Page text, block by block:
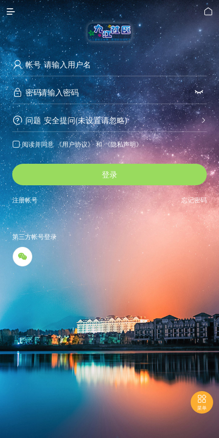
 
 帐号
 密码 
 问题 
安全提问(未设置请忽略)
 阅读并同意 《用户协议》 和 《隐私声明》
登录
忘记密码
注册帐号
第三方帐号登录


菜单